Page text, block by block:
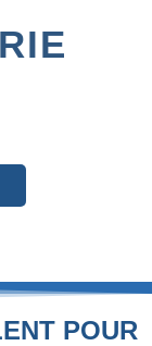
POUR